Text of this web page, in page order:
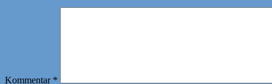
Kommentar *